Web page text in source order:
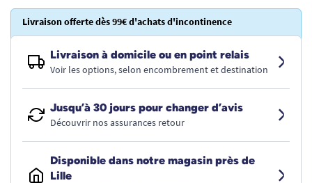
Livraison offerte dès 99€ d'achats d'incontinence
Livraison à domicile ou en point relais
Voir les options, selon encombrement et destination
Jusqu’à 30 jours pour changer d’avis
Découvrir nos assurances retour
Disponible dans notre magasin près de
Lille